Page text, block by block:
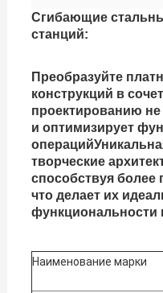
Сгибающие
станций:
Преобразуйте
конструкций в
проектированию не
и оптимизирует
творческие
способствуя более
что делает их
функциональности
Наименование марки